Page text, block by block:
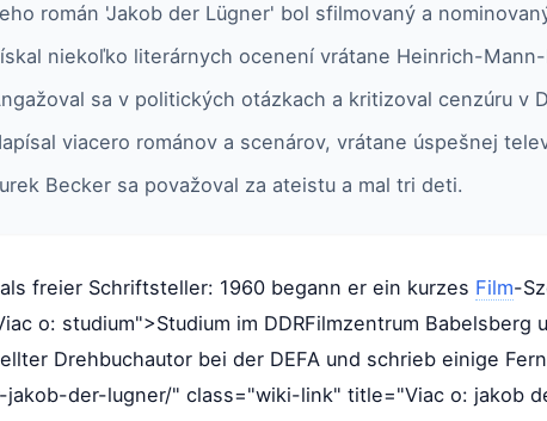
román 'Jakob der Lügner' bol sfilmovaný a
niekoľko literárnych ocenení vrátane Heinrich-
sa v politických otázkach a kritizoval cenzúru v
viacero románov a scenárov, vrátane úspešnej
Becker sa považoval za ateistu a mal tri deti.
als freier Schriftsteller: 1960 begann er ein kurzes Film-
o: studium">Studium im DDRFilmzentrum
Drehbuchautor bei der DEFA und schrieb einige
-jakob-der-lugner/" class="wiki-link" title="Viac o: jakob